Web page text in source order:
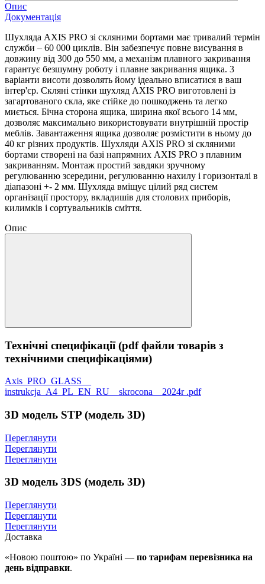
Опис
Документація
Шухляда AXIS PRO зі скляними бортами має тривалий термін
служби – 60 000 циклів. Він забезпечує повне висування в
довжину від 300 до 550 мм, а механізм плавного закривання
гарантує безшумну роботу і плавне закривання ящика. 3
варіанти висоти дозволять йому ідеально вписатися в ваш
інтер'єр. Скляні стінки шухляд AXIS PRO виготовлені із
загартованого скла, яке стійке до пошкоджень та легко
миється. Бічна сторона ящика, ширина якої всього 14 мм,
дозволяє максимально використовувати внутрішній простір
меблів. Завантаження ящика дозволяє розмістити в ньому до
40 кг різних продуктів. Шухляди AXIS PRO зі скляними
бортами створені на базі напрямних AXIS PRO з плавним
закриванням. Монтаж простий завдяки зручному
регулюванню зсередини, регулюванню нахилу і горизонталі в
діапазоні +- 2 мм. Шухляда вміщує цілий ряд систем
організації простору, вкладишів для столових приборів,
килимків і сортувальників сміття.
Опис
Технічні специфікації (pdf файли товарів з
технічними специфікаціями)
Axis_PRO_GLASS__
instrukcja_A4_PL_EN_RU__skrocona__2024r .pdf
3D модель STP (модель 3D)
Переглянути
Переглянути
Переглянути
3D модель 3DS (модель 3D)
Переглянути
Переглянути
Переглянути
Доставка
«Новою поштою» по Україні — по тарифам перевізника на
день відправки.